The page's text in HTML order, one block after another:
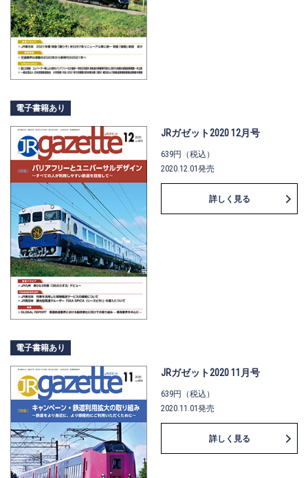
電子書籍あり
JRガゼット2020 12月号
639円（税込）
2020.12.01発売
詳しく見る
電子書籍あり
JRガゼット2020 11月号
639円（税込）
2020.11.01発売
詳しく見る